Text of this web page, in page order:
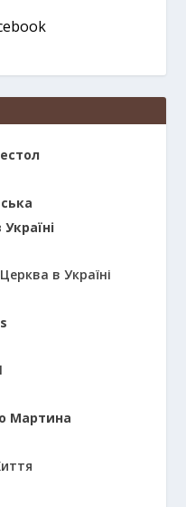
в Україні
Мартина